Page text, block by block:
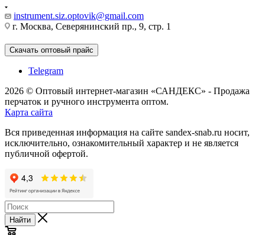
instrument.siz.optovik@gmail.com
г. Москва, Северянинский пр., 9, стр. 1
Скачать оптовый прайс
Telegram
2026 © Оптовый интернет-магазин «САНДЕКС» - Продажа
перчаток и ручного инструмента оптом.
Карта сайта
Вся приведенная информация на сайте sandex-snab.ru носит,
исключительно, ознакомительный характер и не является
публичной офертой.
Найти